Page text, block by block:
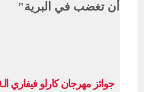
جوائز مهرجان كارلو فيفاري الـ59